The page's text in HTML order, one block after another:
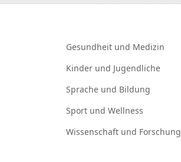
Gesundheit und Medizin
Kinder und Jugendliche
Sprache und Bildung
Sport und Wellness
Wissenschaft und Forschung